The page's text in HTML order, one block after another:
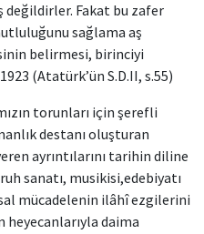
değildirler. Fakat bu zafer
sağlama aş
belirmesi, birinciyi
(Atatürk’ün S.D.II, s.55)
torunları için şerefli
destanı oluşturan
ayrıntılarını tarihin diline
sanatı, musikisi,edebiyatı
mücadelenin ilâhî ezgilerini
heyecanlarıyla daima